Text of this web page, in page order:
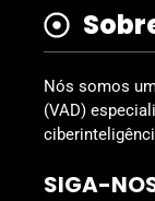
Nós somos
(VAD)
SIGA-